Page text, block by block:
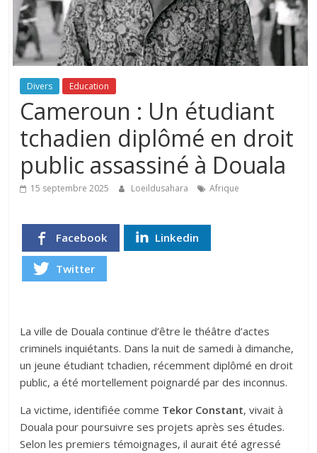
Divers Education
Cameroun : Un étudiant
tchadien diplômé en droit
public assassiné à Douala
15 septembre 2025 Loeildusahara Afrique
Facebook Linkedin
Twitter
La ville de Douala continue d’être le théâtre d’actes
criminels inquiétants. Dans la nuit de samedi à dimanche,
un jeune étudiant tchadien, récemment diplômé en droit
public, a été mortellement poignardé par des inconnus.
La victime, identifiée comme Tekor Constant, vivait à
Douala pour poursuivre ses projets après ses études.
Selon les premiers témoignages, il aurait été agressé